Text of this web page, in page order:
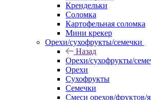
Крендельки
Соломка
Картофельная соломка
Мини крекер
Орехи/сухофрукты/семечки
Назад
Орехи/сухофрукты/
Орехи
Сухофрукты
Семечки
Смеси орехов/фруктов/